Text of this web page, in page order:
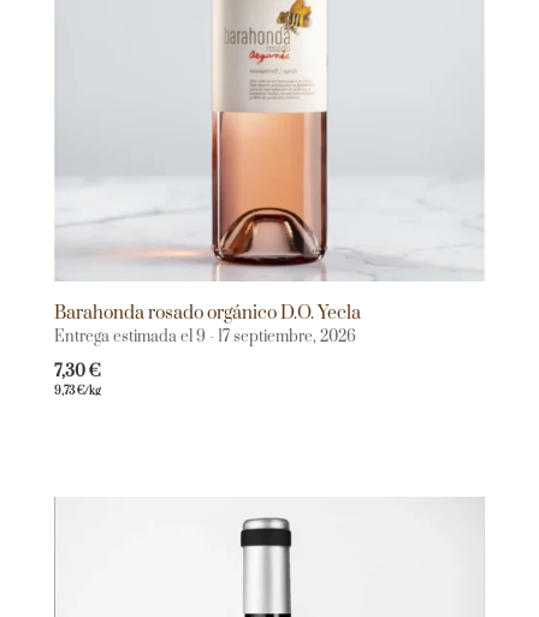
Barahonda rosado orgánico D.O. Yecla
Entrega estimada el 9 - 17 septiembre, 2026
7,30€
9,73€/kg